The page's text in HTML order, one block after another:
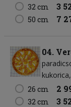
32 cm 3
50 cm 7
04.
kukorica
26 cm
2
32 cm 3